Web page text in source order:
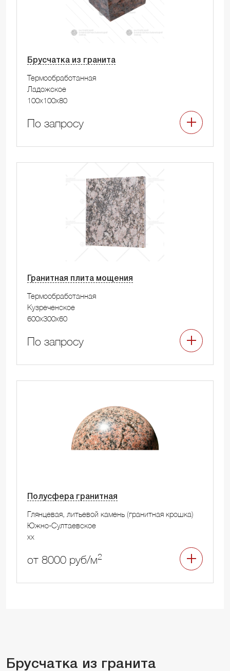
Брусчатка из гранита
Термообработанная
Ладожское
100x100x80
По запросу
Гранитная плита мощения
Термообработанная
Кузреченское
600x300x60
По запросу
Полусфера гранитная
Глянцевая, литьевой камень (гранитная крошка)
Южно-Султаевское
xx
от 8000 руб/м2
Брусчатка из гранита